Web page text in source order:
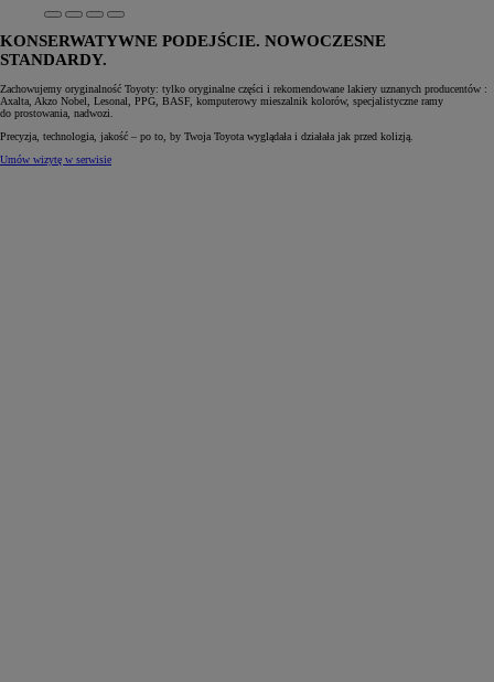
KONSERWATYWNE PODEJŚCIE. NOWOCZESNE
STANDARDY.
Zachowujemy oryginalność Toyoty: tylko oryginalne części i rekomendowane lakiery uznanych producentów :
Axalta, Akzo Nobel, Lesonal, PPG, BASF, komputerowy mieszalnik kolorów, specjalistyczne ramy
do prostowania, nadwozi.
Precyzja, technologia, jakość – po to, by Twoja Toyota wyglądała i działała jak przed kolizją.
Umów wizytę w serwisie